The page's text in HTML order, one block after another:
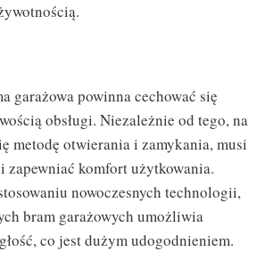
garażowa powinna cechować się
obsługi. Niezależnie od tego, na
metodę otwierania i zamykania, musi
zapewniać komfort użytkowania.
nowoczesnych technologii,
bram garażowych umożliwia
co jest dużym udogodnieniem.